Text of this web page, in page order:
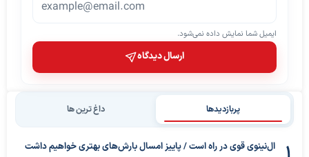
ایمیل شما نمایش داده نمی‌شود.
ارسال دیدگاه
پربازدیدها داغ ترین ها
ال‌نینوی قوی در راه است / پاییز امسال بارش‌های بهتری خواهیم داشت